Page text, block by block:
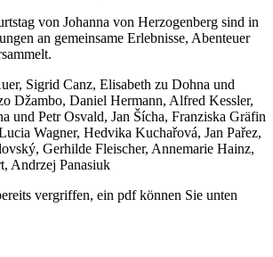
von Johanna von Herzogenberg sind in
an gemeinsame Erlebnisse, Abenteuer
Sigrid Canz, Elisabeth zu Dohna und
Džambo, Daniel Hermann, Alfred Kessler,
und Petr Osvald, Jan Šícha, Franziska Gräfin
Wagner, Hedvika Kuchařová, Jan Pařez,
Gerhilde Fleischer, Annemarie Hainz,
Andrzej Panasiuk
vergriffen, ein pdf können Sie unten